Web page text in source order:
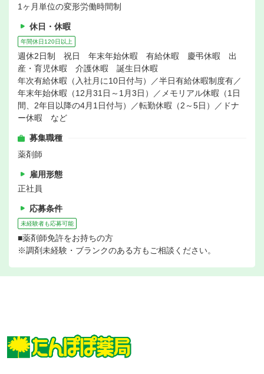
1ヶ月単位の変形労働時間制
休日・休暇
年間休日120日以上
週休2日制 祝日 年末年始休暇 有給休暇 慶弔休暇 出
産・育児休暇 介護休暇 誕生日休暇
年次有給休暇（入社月に10日付与）／半日有給休暇制度有／
年末年始休暇（12月31日～1月3日）／メモリアル休暇（1日
間、2年目以降の4月1日付与）／転勤休暇（2～5日）／ドナ
ー休暇 など
募集職種
薬剤師
雇用形態
正社員
応募条件
未経験者も応募可能
■薬剤師免許をお持ちの方
※調剤未経験・ブランクのある方もご相談ください。